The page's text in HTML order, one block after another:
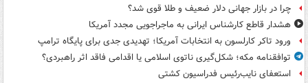
چرا در بازار جهانی دلار ضعیف و طلا قوی شد؟
هشدار قاطع کارشناس ایرانی به ماجراجویی مجدد آمریکا
ورود تاکر کارلسون به انتخابات آمریکا؛ تهدیدی جدی برای پایگاه ترامپ
توافقنامه مکه؛ شکل‌گیری ناتوی اسلامی یا اقدامی فاقد اثر راهبردی؟
استعفای نایب‌رئیس فدراسیون کشتی